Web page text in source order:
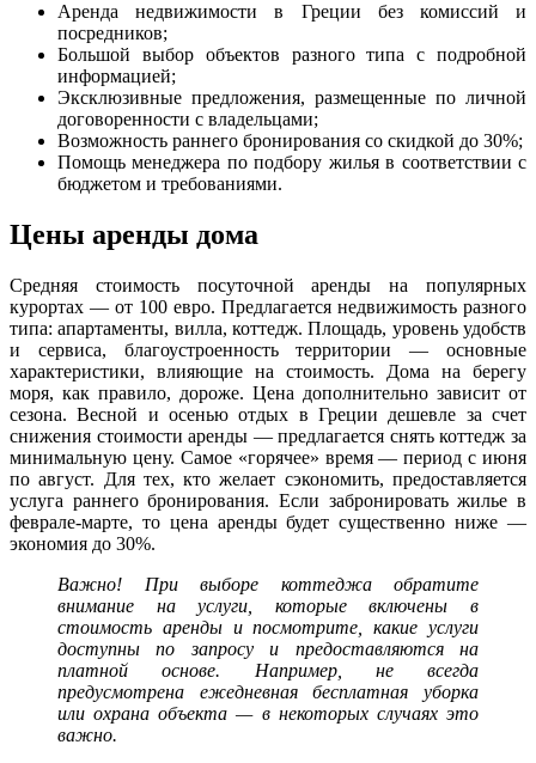
Аренда недвижимости в Греции без комиссий и
посредников;
Большой выбор объектов разного типа с подробной
информацией;
Эксклюзивные предложения, размещенные по личной
договоренности с владельцами;
Возможность раннего бронирования со скидкой до 30%;
Помощь менеджера по подбору жилья в соответствии с
бюджетом и требованиями.
Цены аренды дома
Средняя стоимость посуточной аренды на популярных
курортах — от 100 евро. Предлагается недвижимость разного
типа: апартаменты, вилла, коттедж. Площадь, уровень удобств
и сервиса, благоустроенность территории — основные
характеристики, влияющие на стоимость. Дома на берегу
моря, как правило, дороже. Цена дополнительно зависит от
сезона. Весной и осенью отдых в Греции дешевле за счет
снижения стоимости аренды — предлагается снять коттедж за
минимальную цену. Самое «горячее» время — период с июня
по август. Для тех, кто желает сэкономить, предоставляется
услуга раннего бронирования. Если забронировать жилье в
феврале-марте, то цена аренды будет существенно ниже —
экономия до 30%.
Важно! При выборе коттеджа обратите
внимание на услуги, которые включены в
стоимость аренды и посмотрите, какие услуги
доступны по запросу и предоставляются на
платной основе. Например, не всегда
предусмотрена ежедневная бесплатная уборка
или охрана объекта — в некоторых случаях это
важно.